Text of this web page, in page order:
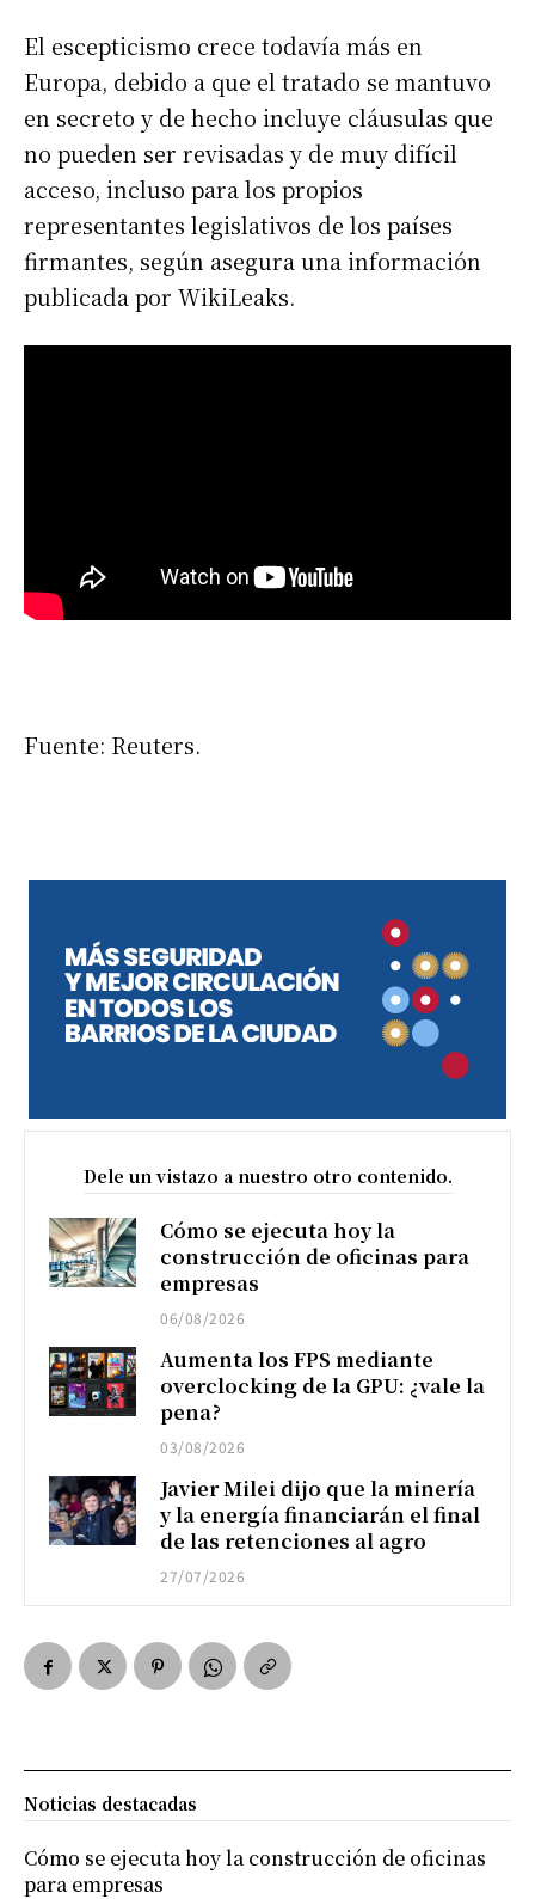
El escepticismo crece todavía más en
Europa, debido a que el tratado se mantuvo
en secreto y de hecho incluye cláusulas que
no pueden ser revisadas y de muy difícil
acceso, incluso para los propios
representantes legislativos de los países
firmantes, según asegura una información
publicada por WikiLeaks.
Fuente: Reuters.
Dele un vistazo a nuestro otro contenido.
Cómo se ejecuta hoy la
construcción de oficinas para
empresas
06/08/2026
Aumenta los FPS mediante
overclocking de la GPU: ¿vale la
pena?
03/08/2026
Javier Milei dijo que la minería
y la energía financiarán el final
de las retenciones al agro
27/07/2026
Noticias destacadas
Cómo se ejecuta hoy la construcción de oficinas
para empresas